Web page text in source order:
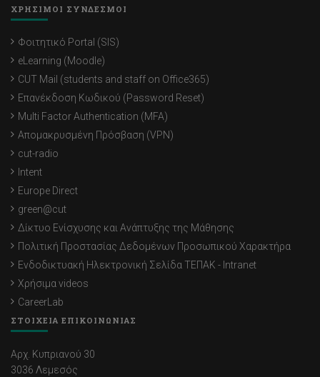
ΧΡΗΣΙΜΟΙ ΣΥΝΔΕΣΜΟΙ
Φοιτητικό Portal (SIS)
eLearning (Moodle)
CUT Mail (students and staff on Office365)
Επανέκδοση Κωδικού (Password Reset)
Multi Factor Authentication (MFA)
Απομακρυσμένη Πρόσβαση (VPN)
cut-radio
Intent
Europe Direct
green@cut
Δίκτυο Ενίσχυσης και Ανάπτυξης της Μάθησης
Πολιτική Προστασίας Δεδομένων Προσωπικού Χαρακτήρα
Ενδοδικτυακή Ηλεκτρονική Σελίδα ΤΕΠΑΚ - Intranet
Χρήσιμα videos
CareerLab
ΣΤΟΙΧΕΙΑ ΕΠΙΚΟΙΝΩΝΙΑΣ
Αρχ. Κυπριανού 30
3036 Λεμεσός